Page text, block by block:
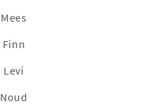
Mees
Finn
Levi
Noud